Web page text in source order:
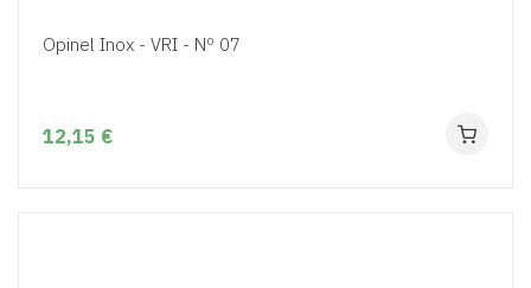
Opinel Inox - VRI - Nº 07
12,15 €